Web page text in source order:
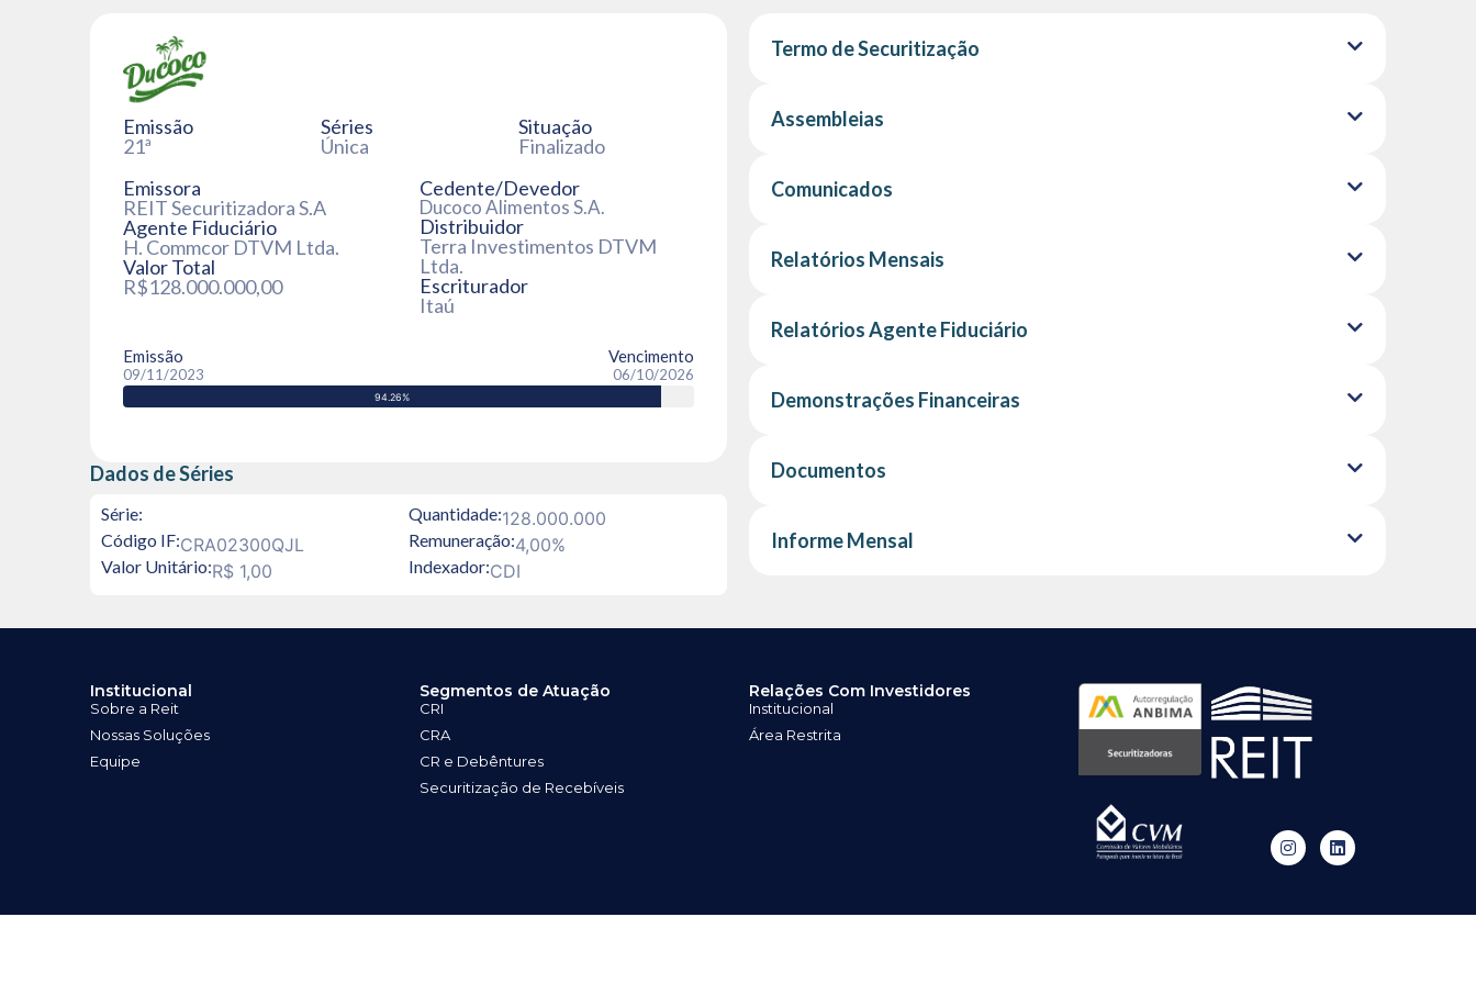
Emissão
21ª
Séries
Única
Situação
Finalizado
Emissora
REIT Securitizadora S.A
Agente Fiduciário
H. Commcor DTVM Ltda.
Valor Total
R$128.000.000,00
Cedente/Devedor
Ducoco Alimentos S.A.
Distribuidor
Terra Investimentos DTVM
Ltda.
Escriturador
Itaú
Emissão
09/11/2023
Vencimento
06/10/2026
94.26%
Dados de Séries
Série: Quantidade:128.000.000
Código IF:CRA02300QJL Remuneração:4,00%
Valor Unitário:R$ 1,00 Indexador:CDI
Termo de Securitização
Assembleias
Comunicados
Relatórios Mensais
Relatórios Agente Fiduciário
Demonstrações Financeiras
Documentos
Informe Mensal
Institucional
Sobre a Reit
Nossas Soluções
Equipe
Segmentos de Atuação
CRI
CRA
CR e Debêntures
Securitização de Recebíveis
Relações Com Investidores
Institucional
Área Restrita